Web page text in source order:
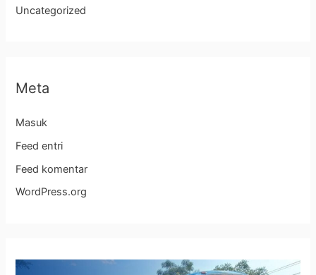
Uncategorized
Meta
Masuk
Feed entri
Feed komentar
WordPress.org